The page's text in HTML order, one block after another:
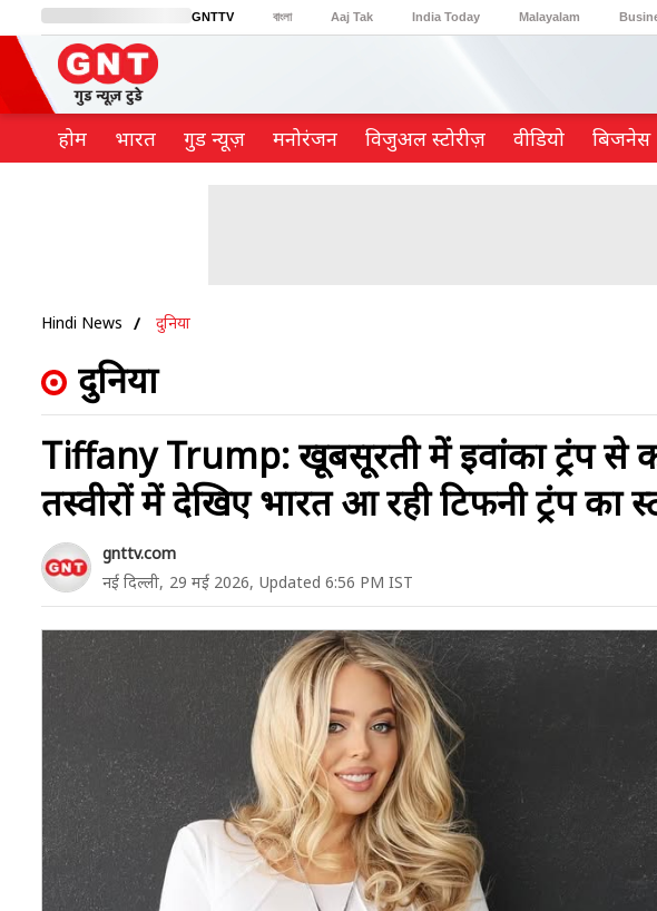
GNTTV বাংলা Aaj Tak India Today Malayalam
BT Bazaar Cosmopolitan
होम भारत गुड न्यूज़ मनोरंजन विजुअल स्टोरीज़ वीडियो ब‍िजनेस
Hindi News दुनिया
दुनिया
Tiffany Trump: खूबसूरती में इवांका ट्रंप से
तस्वीरों में देखिए भारत आ रही टिफनी ट्रंप का
gnttv.com
नई दिल्ली, 29 मई 2026, Updated 6:56 PM IST